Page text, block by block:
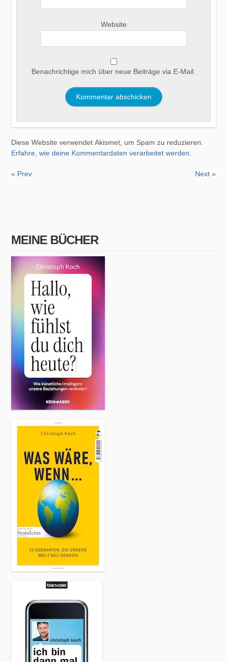
Website
Benachrichtige mich über neue Beiträge via E-Mail.
Diese Website verwendet Akismet, um Spam zu reduzieren.
Erfahre, wie deine Kommentardaten verarbeitet werden.
« Prev Next »
MEINE BÜCHER